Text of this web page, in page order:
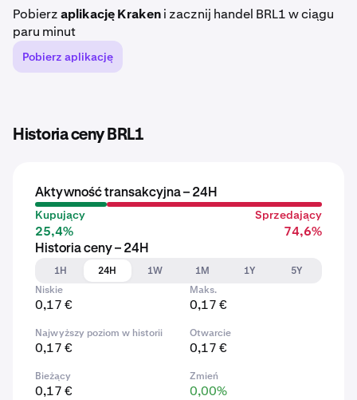
Pobierzaplikację Krakeni zacznij handel BRL1 w ciągu
paru minut
Pobierz aplikację
Historia ceny BRL1
Aktywność transakcyjna – 24H
Kupujący
25,4%
Sprzedający
74,6%
Historia ceny – 24H
1H
24H 1W 1M 1Y
5Y
Niskie
0,17 €
Maks.
0,17 €
Najwyższy poziom w historii
0,17 €
Otwarcie
0,17 €
Bieżący
0,17 €
Zmień
0,00%